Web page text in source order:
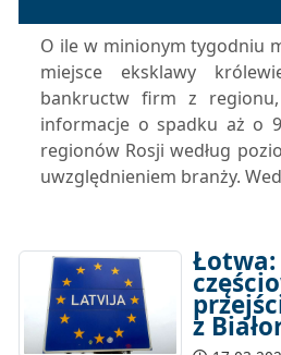
O ile w minionym tygodniu
miejsce eksklawy
bankructw firm z
informacje o spadku aż o
regionów Rosji według
uwzględnieniem branży.
z